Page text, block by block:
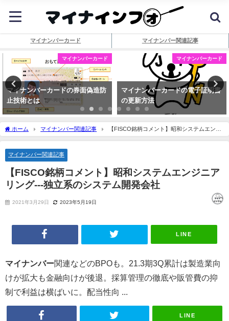
マイナンバーカード マイナンバー関連記事
マイナンバーカード
マイナンバーカードの券面偽造防
止技術とは
マイナンバーカード
マイナンバーカードの電子証明書
の更新方法
ホーム マイナンバー関連記事
【FISCO銘柄コメント】昭和システムエンジ
ニアリング---独立系のシステム開発会社
マイナンバー関連記事
【FISCO銘柄コメント】昭和システムエンジニア
リング---独立系のシステム開発会社
2021年3月29日 2023年5月19日
LINE
マイナンバー関連などのBPOも。21.3期3Q累計は製造業向
けが拡大も金融向けが後退。採算管理の徹底や販管費の抑
制で利益は横ばいに。配当性向 ...
LINE